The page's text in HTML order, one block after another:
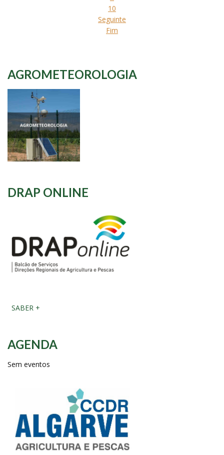
10
Seguinte
Fim
AGROMETEOROLOGIA
DRAP ONLINE
SABER +
AGENDA
Sem eventos